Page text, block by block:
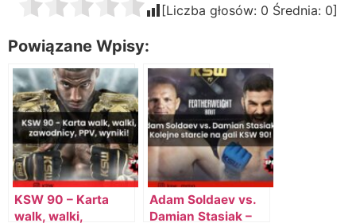
[Liczba głosów: 0 Średnia: 0]
Powiązane Wpisy:
KSW 90 – Karta
walk, walki,
Adam Soldaev vs.
Damian Stasiak –